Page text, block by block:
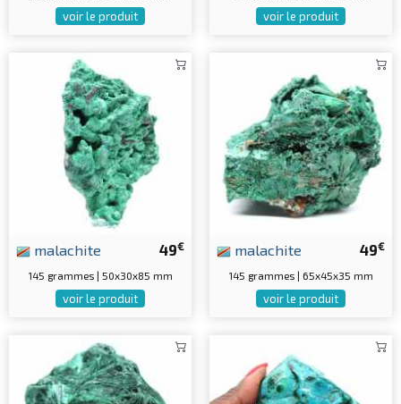
voir le produit voir le produit
49€
malachite
145 grammes | 50x30x85 mm
voir le produit
49€
malachite
145 grammes | 65x45x35 mm
voir le produit